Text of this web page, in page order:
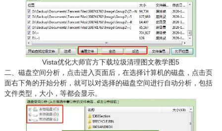
Vista优化大师官方下载垃圾清理图文教学图5
二、磁盘空间分析，点击进入页面后，在选择计算机的磁盘，点击页
面右下角的开始分析，就可以对选择的磁盘空间进行自动分析，包括
文件类型，大小，等都会显示。